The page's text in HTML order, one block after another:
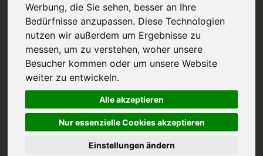
Werbung, die Sie sehen, besser an Ihre
Bedürfnisse anzupassen. Diese Technologien
nutzen wir außerdem um Ergebnisse zu
messen, um zu verstehen, woher unsere
Besucher kommen oder um unsere Website
weiter zu entwickeln.
Alle akzeptieren
Nur essenzielle Cookies akzeptieren
Einstellungen ändern